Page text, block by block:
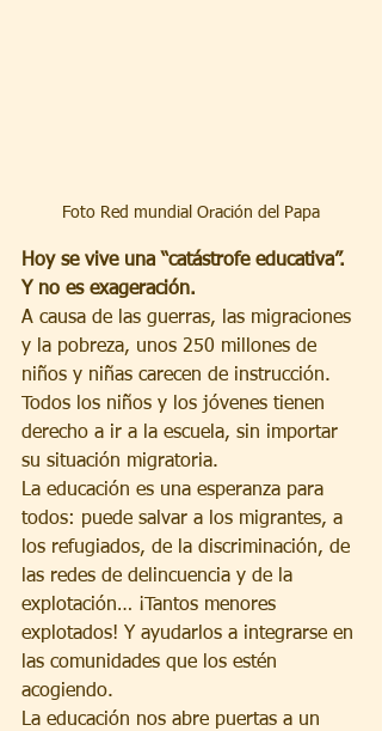
Foto Red mundial Oración del Papa
Hoy se vive una “catástrofe educativa”.
Y no es exageración.
A causa de las guerras, las migraciones
y la pobreza, unos 250 millones de
niños y niñas carecen de instrucción.
Todos los niños y los jóvenes tienen
derecho a ir a la escuela, sin importar
su situación migratoria.
La educación es una esperanza para
todos: puede salvar a los migrantes, a
los refugiados, de la discriminación, de
las redes de delincuencia y de la
explotación… ¡Tantos menores
explotados! Y ayudarlos a integrarse en
las comunidades que los estén
acogiendo.
La educación nos abre puertas a un